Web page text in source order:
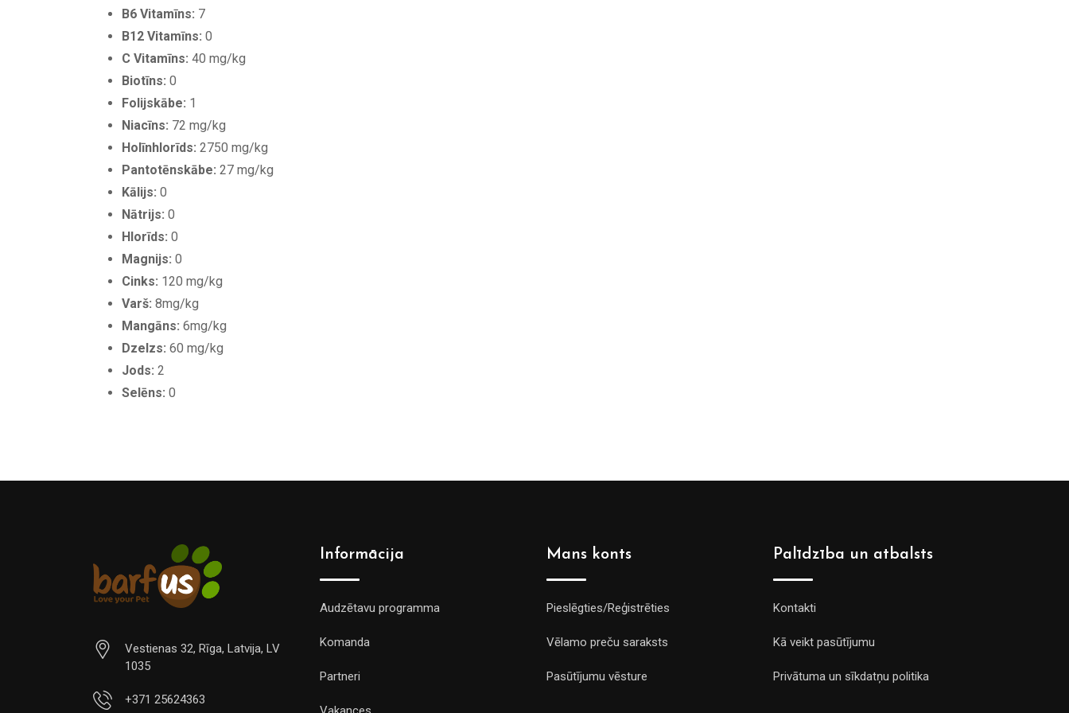
B6 Vitamīns: 7
B12 Vitamīns: 0
C Vitamīns: 40 mg/kg
Biotīns: 0
Folijskābe: 1
Niacīns: 72 mg/kg
Holīnhlorīds: 2750 mg/kg
Pantotēnskābe: 27 mg/kg
Kālijs: 0
Nātrijs: 0
Hlorīds: 0
Magnijs: 0
Cinks: 120 mg/kg
Varš: 8mg/kg
Mangāns: 6mg/kg
Dzelzs: 60 mg/kg
Jods: 2
Selēns: 0
Vestienas 32, Rīga, Latvija, LV
1035
+371 25624363
Informācija
Audzētavu programma
Komanda
Partneri
Mans konts
Pieslēgties/Reģistrēties
Vēlamo preču saraksts
Pasūtījumu vēsture
Palīdzība un atbalsts
Kontakti
Kā veikt pasūtījumu
Privātuma un sīkdatņu politika